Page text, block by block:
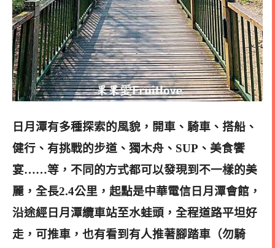
日月潭有多種探索的風貌，開車、騎車、搭船、
健行、有挑戰的步道、獨木舟、SUP、美食饗
宴……等， 不同的方式都可以發現到不一樣的美
麗， 全長2.4公里，起點是中華電信日月潭會館，
沿途經日月潭纜車站至水蛙頭， 全程道路平坦好
走，可推車，也有看到有人推著腳踏車（勿騎